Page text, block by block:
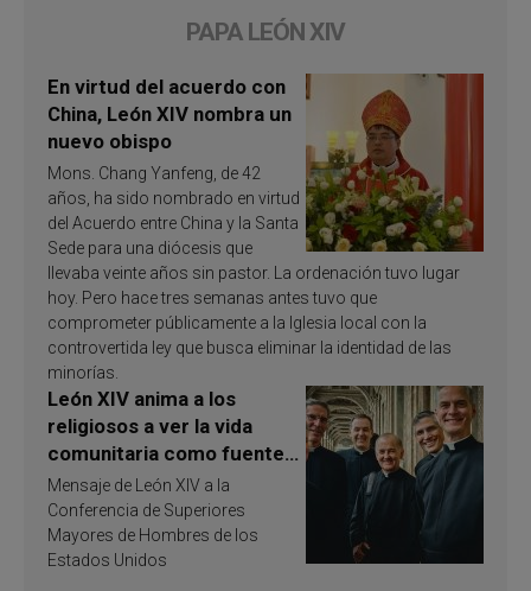
PAPA LEÓN XIV
En virtud del acuerdo con
China, León XIV nombra un
nuevo obispo
Mons. Chang Yanfeng, de 42
años, ha sido nombrado en virtud
del Acuerdo entre China y la Santa
Sede para una diócesis que
llevaba veinte años sin pastor. La ordenación tuvo lugar
hoy. Pero hace tres semanas antes tuvo que
comprometer públicamente a la Iglesia local con la
controvertida ley que busca eliminar la identidad de las
minorías.
León XIV anima a los
religiosos a ver la vida
comunitaria como fuente
de inspiración y
santificación
Mensaje de León XIV a la
Conferencia de Superiores
Mayores de Hombres de los
Estados Unidos